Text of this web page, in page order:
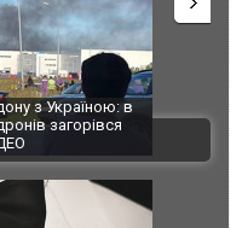
з Україною: в
загорівся
"Мої